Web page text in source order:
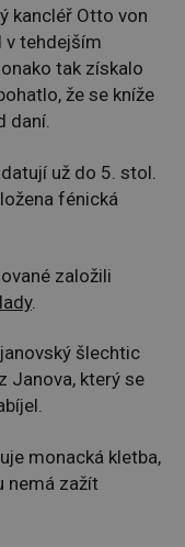
kancléř Otto von
v tehdejším
tak získalo
že se kníže
daní.
už do 5. stol.
fénická
založili
.
šlechtic
Janova, který se
monacká kletba,
nemá zažít